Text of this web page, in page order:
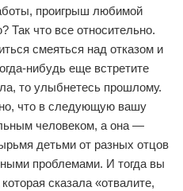
проигрыш любимой
что все относительно.
смеяться над отказом и
нибудь еще встретите
то улыбнетесь прошлому.
что в следующую вашу
человеком, а она —
детьми от разных отцов
проблемами. И тогда вы
сказала «отвалите,